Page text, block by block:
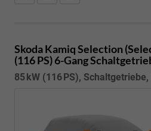
Skoda KamiqSelection
(116 PS) 6-Gang
85 kW (116 PS),